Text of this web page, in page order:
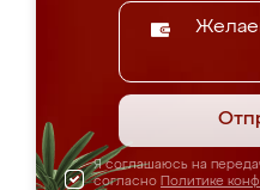
Я соглашаюсь на
согласно Политике